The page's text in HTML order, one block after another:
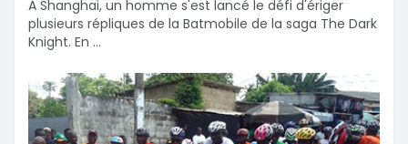
A Shanghai, un homme s'est lancé le défi d'ériger
plusieurs répliques de la Batmobile de la saga The Dark
Knight. En ...